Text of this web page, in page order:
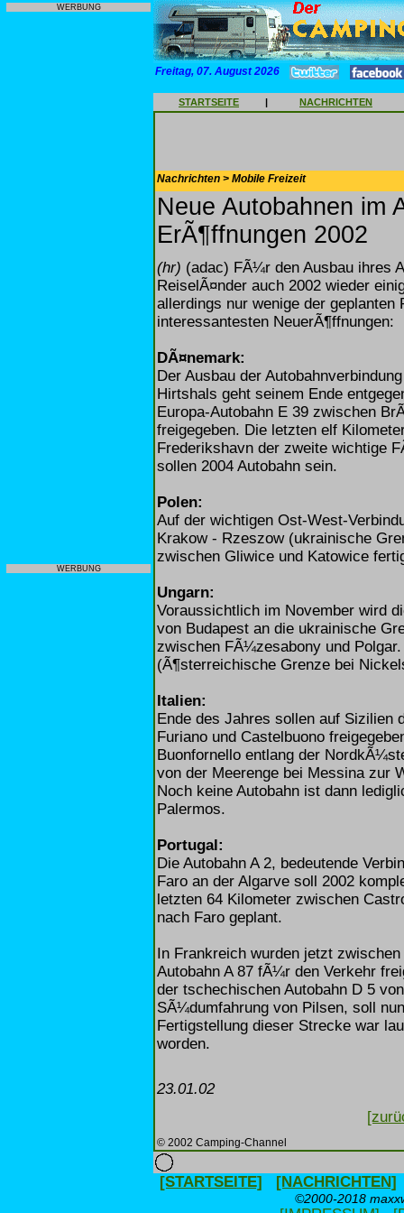
WERBUNG
WERBUNG
Freitag, 07. August 2026
STARTSEITE | NACHRICHTEN
Nachrichten > Mobile Freizeit
Neue Autobahnen im
ErÃ¶ffnungen 2002
(hr) (adac) FÃ¼r den Ausbau ihres
ReiselÃ¤nder auch 2002 wieder
allerdings nur wenige der geplanten
interessantesten NeuerÃ¶ffnungen:
DÃ¤nemark:
Der Ausbau der
Hirtshals geht seinem Ende
Europa-Autobahn E 39 zwischen
freigegeben. Die letzten elf
Frederikshavn der zweite wichtige
sollen 2004 Autobahn sein.
Polen:
Auf der wichtigen Ost-West-
Krakow - Rzeszow (ukrainische
zwischen Gliwice und Katowice
Ungarn:
Voraussichtlich im November wird
von Budapest an die ukrainische
zwischen FÃ¼zesabony und
(Ã¶sterreichische Grenze bei
Italien:
Ende des Jahres sollen auf Sizilien
Furiano und Castelbuono
Buonfornello entlang der
von der Meerenge bei Messina zur
Noch keine Autobahn ist dann
Palermos.
Portugal:
Die Autobahn A 2, bedeutende
Faro an der Algarve soll 2002
letzten 64 Kilometer zwischen
nach Faro geplant.
In Frankreich wurden jetzt
Autobahn A 87 fÃ¼r den Verkehr
der tschechischen Autobahn D 5
SÃ¼dumfahrung von Pilsen, soll
Fertigstellung dieser Strecke war
worden.
23.01.02
© 2002 Camping-Channel
[STARTSEITE] [NACHRICHTEN]
©2000-2018